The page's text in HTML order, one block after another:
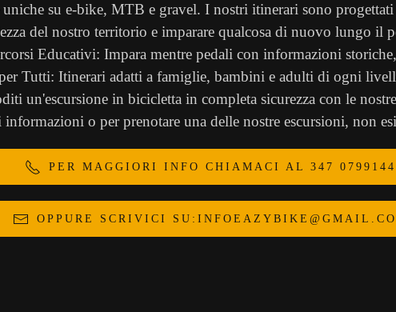
su e-bike, MTB e gravel. I nostri itinerari sono
del nostro territorio e imparare qualcosa di nuovo lungo il
Educativi: Impara mentre pedali con informazioni
Tutti: Itinerari adatti a famiglie, bambini e adulti di ogni
un'escursione in bicicletta in completa sicurezza con le
o per prenotare una delle nostre escursioni, non
PER MAGGIORI INFO CHIAMACI AL 347 0799144
OPPURE SCRIVICI SU: